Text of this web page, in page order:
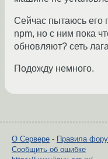
Сейчас пытаюсь его
npm, но с ним пока
обновляют? сеть
Подожду немного.
О Сервере - Правила
Сообщить об ошибке